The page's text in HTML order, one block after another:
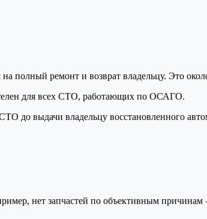
на полный ремонт и возврат владельцу. Это
для всех СТО, работающих по ОСАГО.
до выдачи владельцу восстановленного
нет запчастей по объективным